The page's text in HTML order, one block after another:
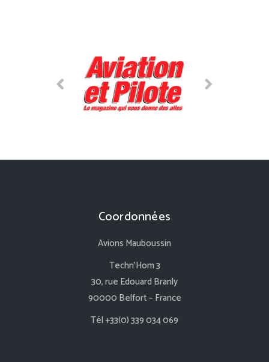
Coordonnées
Avions Mauboussin
Techn’Hom 3
30, rue Edouard Branly
90000 Belfort – France
Tél +33(0) 339 034 069